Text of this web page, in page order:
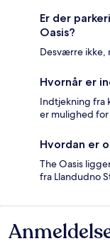
Er der
Oasis?
Desværre ikke,
Hvornår er
Indtjekning fra
er mulighed
Hvordan er
The Oasis
fra Llandudno